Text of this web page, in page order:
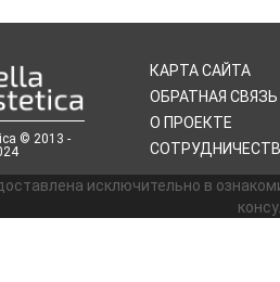
© 2013 -
КАРТА САЙТА
ОБРАТНАЯ СВЯЗЬ
О ПРОЕКТЕ
исключительно в